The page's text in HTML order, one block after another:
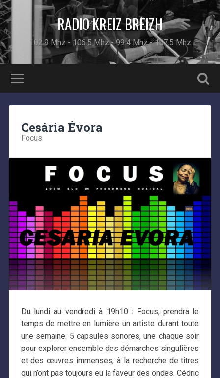
RADIO KREIZ BREIZH
102.9 Mhz - 106.5 Mhz - 99.4 Mhz - 107.5 Mhz
Cesária Évora
Focus
Du lundi au vendredi à 19h10 : Focus, prendra le
temps de mettre en lumière un artiste durant toute
une semaine. 5 capsules sonores, une chaque soir
pour explorer ensemble des démarches singulières
et des œuvres immenses, à la recherche de titres
qui n’ont pas toujours eu la faveur des ondes. Cédric